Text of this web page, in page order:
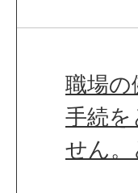
職場の
手続
せん